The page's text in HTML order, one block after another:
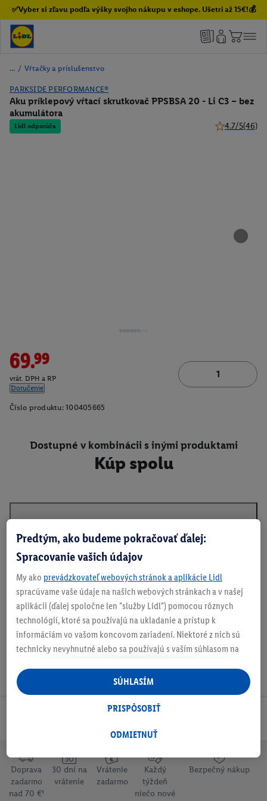
✅Vyber si zľavu podľa výšky svojho nákupu v eshope. Ušetri až 15€!💰
/ Vŕtačky a príslušenstvo
PARKSIDE PERFORMANCE®
Aku príklepový vŕtací skrutkovač PPSBSA 20 - Li C3 – bez
akumulátora
Lidl odporúča 4.7/5(46)
69.99
vrát. DPH a RP
Doručenie
Číslo produktu: 100405665
Dostupné v kombinácii s inými produktami
Kúp spolu
Na stiahnutie
Doprava
zadarmo
nad 70 €¹
30 dní na
vrátenie
Vrátenie
zadarmo
Každý
týždeň
niečo nové
Bezpečný nákup
Predtým, ako budeme pokračovať ďalej:
Spracovanie vašich údajov
My ako prevádzkovateľ webových stránok a aplikácie Lidl
spracúvame vaše údaje na našich webových stránkach a v našej
aplikácii (ďalej spoločne len "služby Lidl") pomocou rôznych
technológií, ktoré sa používajú na ukladanie a prístup k
informáciám vo vašom koncovom zariadení. Niektoré z nich sú
technicky nevyhnutné alebo sa používajú s vaším súhlasom na
personalizovanú reklamu v rámci služieb Lidl aj mimo nich. Ak
ste účastníkom programu Lidl Plus, na tieto účely sa spracúvajú
aj údaje z vášho nákupného správania v obchode.
následne si vytvoríte účet Lidl Plus alebo sa prihlásite do svojho
tiež vytvoriť špeciálny online identifikátor z e-mailovej adresy,
ktorú tam uvediete, aby sme vás mohli rozpoznať v službách
prevádzkovaných tretími stranami a zobrazovať vám
ODMIETNUŤ
PRISPÔSOBIŤ
SÚHLASÍM